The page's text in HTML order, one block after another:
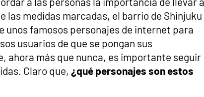
las medidas marcadas, el barrio de Shinjuku
unos famosos personajes de internet para
usuarios de que se pongan sus
ahora más que nunca, es importante seguir
Claro que, ¿qué personajes son estos